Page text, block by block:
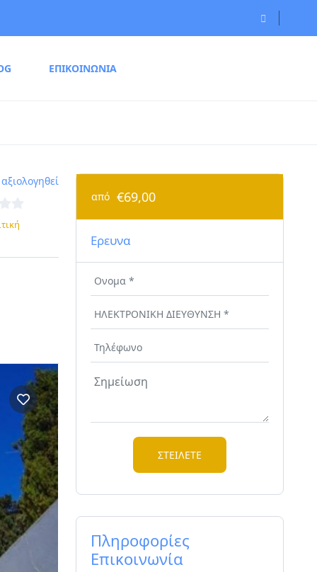
ΕΠΙΚΟΙΝΩΝΙΑ
από €69,00
Ερευνα
Πληροφορίες
Επικοινωνία